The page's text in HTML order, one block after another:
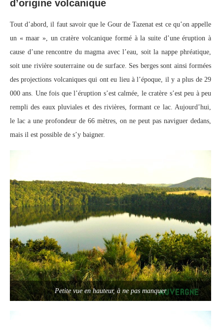
d’origine volcanique
Tout d’abord, il faut savoir que le Gour de Tazenat est ce qu’on appelle
un « maar », un cratère volcanique formé à la suite d’une éruption à
cause d’une rencontre du magma avec l’eau, soit la nappe phréatique,
soit une rivière souterraine ou de surface. Ses berges sont ainsi formées
des projections volcaniques qui ont eu lieu à l’époque, il y a plus de 29
000 ans. Une fois que l’éruption s’est calmée, le cratère s’est peu à peu
rempli des eaux pluviales et des rivières, formant ce lac. Aujourd’hui,
le lac a une profondeur de 66 mètres, on ne peut pas naviguer dedans,
mais il est possible de s’y baigner.
Petite vue en hauteur, à ne pas manquer